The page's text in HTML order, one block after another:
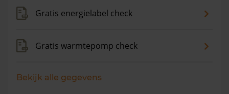
Gratis energielabel check
Gratis warmtepomp check
Bekijk alle gegevens